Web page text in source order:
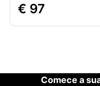
€ 97
Comece a